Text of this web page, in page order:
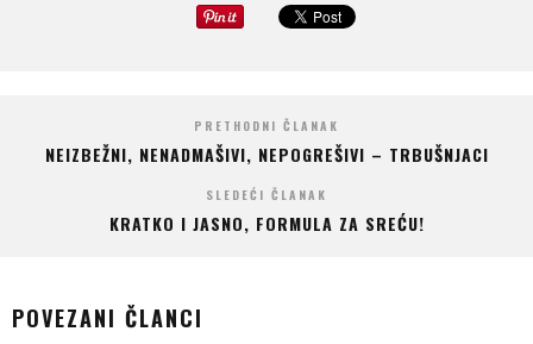
PRETHODNI ČLANAK
NEIZBEŽNI, NENADMAŠIVI, NEPOGREŠIVI – TRBUŠNJACI
SLEDEĆI ČLANAK
KRATKO I JASNO, FORMULA ZA SREĆU!
POVEZANI ČLANCI